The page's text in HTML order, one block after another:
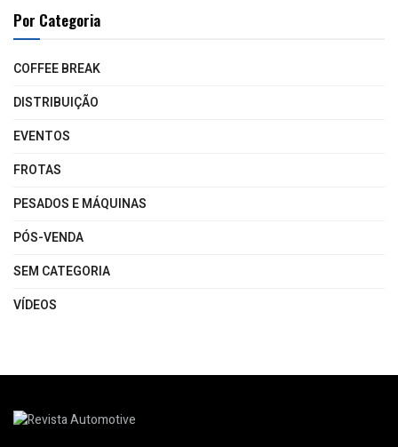
Por Categoria
COFFEE BREAK
DISTRIBUIÇÃO
EVENTOS
FROTAS
PESADOS E MÁQUINAS
PÓS-VENDA
SEM CATEGORIA
VÍDEOS